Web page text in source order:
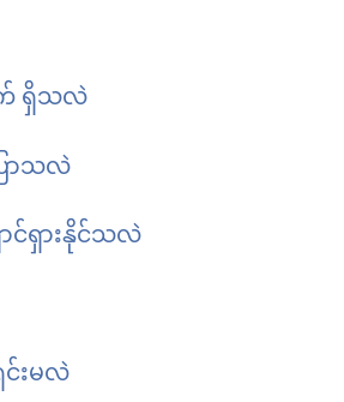
ရှိသလဲ
ာသလဲ
င်ရှားနိုင်သလဲ
းမလဲ